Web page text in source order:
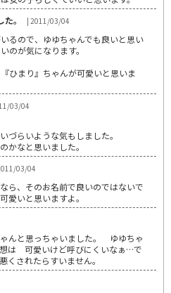
。
| 2011/03/04
るので、ゆゆちゃんでも良いと思い
のが気になります。
ひまり』ちゃんが可愛いと思いま
03/04
づらいような気もしました。
かなと思いました。
03/04
ら、そのお名前で良いのではないで
愛いと思いますよ。
んと思っちゃいました。 ゆゆちゃ
は 可愛いけど呼びにくいなぁ…で
されたらすいません。